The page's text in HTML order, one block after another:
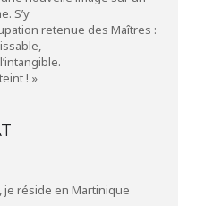
S’y
retenue des Maîtres :
! »
réside en Martinique